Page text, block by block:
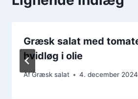
Græsk salat med
hvidløg i olie
AfGræsk salat 4. december 2024